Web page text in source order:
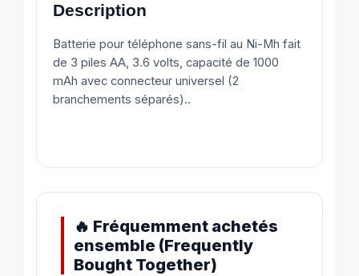
Description
Batterie pour téléphone sans-fil au Ni-Mh fait
de 3 piles AA, 3.6 volts, capacité de 1000
mAh avec connecteur universel (2
branchements séparés)..
🔥 Fréquemment achetés
ensemble (Frequently
Bought Together)